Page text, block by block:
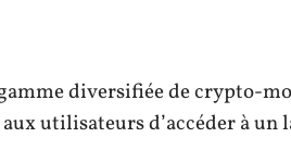
diversifiée de crypto-
utilisateurs d’accéder à un